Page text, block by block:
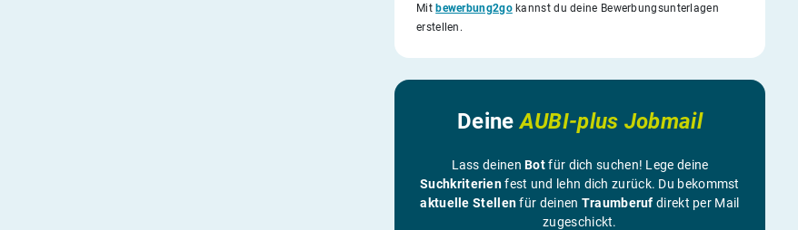
Mitbewerbung2gokannst du deine Bewerbungsunterlagen
erstellen.
DeineAUBI-plus Jobmail
Lass deinenBotfür dich suchen! Lege deine
Suchkriterienfest und lehn dich zurück. Du bekommst
aktuelle Stellenfür deinen Traumberuf direkt per Mail
zugeschickt.